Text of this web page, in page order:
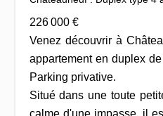
226 000 €
Venez découvrir à
appartement en duplex
Parking privative.
Situé dans une toute
calme d'une impasse, il